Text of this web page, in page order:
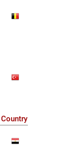
Country